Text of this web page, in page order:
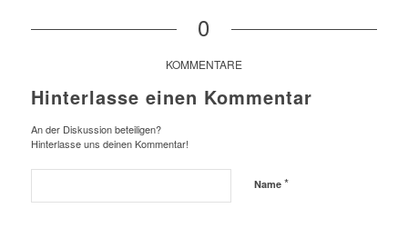
0
KOMMENTARE
Hinterlasse einen Kommentar
An der Diskussion beteiligen?
Hinterlasse uns deinen Kommentar!
Name *